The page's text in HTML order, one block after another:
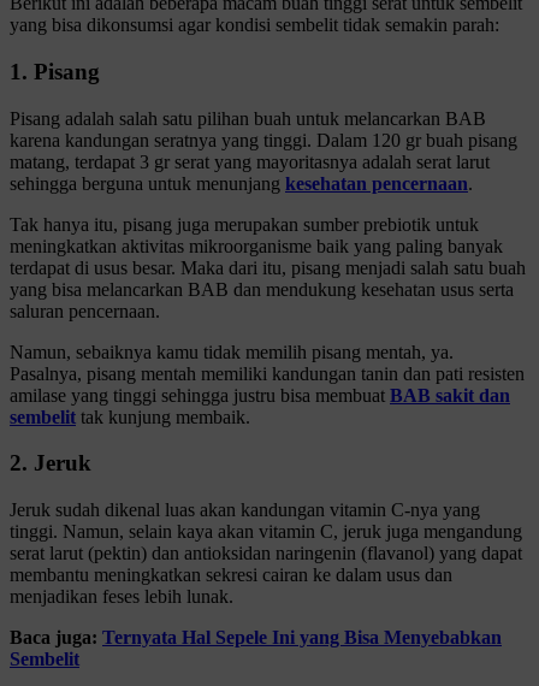
yang bisa dikonsumsi agar kondisi sembelit tidak semakin parah:
1. Pisang
Pisang adalah salah satu pilihan buah untuk melancarkan BAB
karena kandungan seratnya yang tinggi. Dalam 120 gr buah pisang
matang, terdapat 3 gr serat yang mayoritasnya adalah serat larut
sehingga berguna untuk menunjang kesehatan pencernaan.
Tak hanya itu, pisang juga merupakan sumber prebiotik untuk
meningkatkan aktivitas mikroorganisme baik yang paling banyak
terdapat di usus besar. Maka dari itu, pisang menjadi salah satu buah
yang bisa melancarkan BAB dan mendukung kesehatan usus serta
saluran pencernaan.
Namun, sebaiknya kamu tidak memilih pisang mentah, ya.
Pasalnya, pisang mentah memiliki kandungan tanin dan pati resisten
amilase yang tinggi sehingga justru bisa membuat BAB sakit dan
sembelit tak kunjung membaik.
2. Jeruk
Jeruk sudah dikenal luas akan kandungan vitamin C-nya yang
tinggi. Namun, selain kaya akan vitamin C, jeruk juga mengandung
serat larut (pektin) dan antioksidan naringenin (flavanol) yang dapat
membantu meningkatkan sekresi cairan ke dalam usus dan
menjadikan feses lebih lunak.
Baca juga: Ternyata Hal Sepele Ini yang Bisa Menyebabkan
Sembelit